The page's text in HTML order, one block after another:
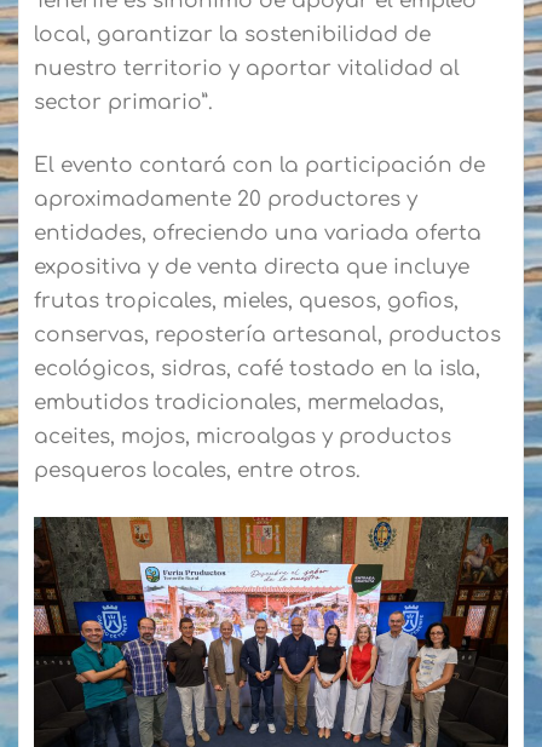
local, garantizar la sostenibilidad de
nuestro territorio y aportar vitalidad al
sector primario”.
El evento contará con la participación de
aproximadamente 20 productores y
entidades, ofreciendo una variada oferta
expositiva y de venta directa que incluye
frutas tropicales, mieles, quesos, gofios,
conservas, repostería artesanal, productos
ecológicos, sidras, café tostado en la isla,
embutidos tradicionales, mermeladas,
aceites, mojos, microalgas y productos
pesqueros locales, entre otros.